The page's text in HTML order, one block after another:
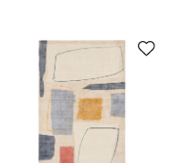
160cmx230cm
719.00 €
200cmx280cm
1069.00€